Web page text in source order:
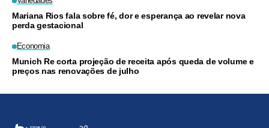
Mariana Rios fala sobre fé, dor e esperança ao revelar nova
perda gestacional
Economia
Munich Re corta projeção de receita após queda de volume e
preços nas renovações de julho